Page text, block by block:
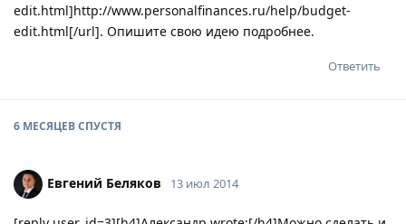
edit.html]http://www.personalfinances.ru/help/budget-
edit.html[/url]. Опишите свою идею подробнее.
Ответить
6 МЕСЯЦЕВСПУСТЯ
Евгений Беляков 13 июл 2014